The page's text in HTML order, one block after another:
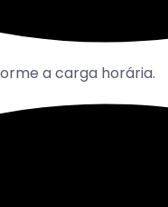
a carga horária.